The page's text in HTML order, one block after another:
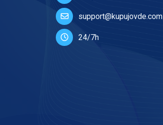
support@kupujovde.com
24/7h